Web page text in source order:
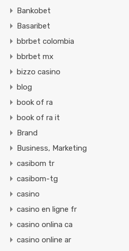
Bankobet
Basaribet
bbrbet colombia
bbrbet mx
bizzo casino
blog
book of ra
book of ra it
Brand
Business, Marketing
casibom tr
casibom-tg
casino
casino en ligne fr
casino onlina ca
casino online ar